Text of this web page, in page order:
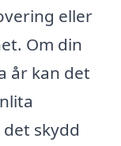
eller
Om din
år kan det
skydd